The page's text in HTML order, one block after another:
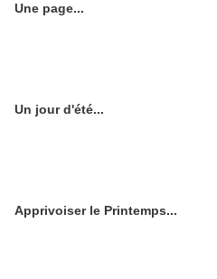
Une page...
Un jour d'été...
Apprivoiser le Printemps...